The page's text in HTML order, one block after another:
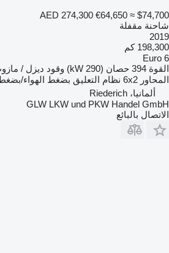
AED 274,300 €64,650 ≈ $74,700
شاحنة مقفلة
2019
198,300 كم
Euro 6
القوة 394 حصان (290 kW) وقود ديزل /
المحاور 6x2 نظام التعليق بضغط الهواء/بضغط
ألمانيا، Riederich
GLW LKW und PKW Handel GmbH
الاتصال بالبائع